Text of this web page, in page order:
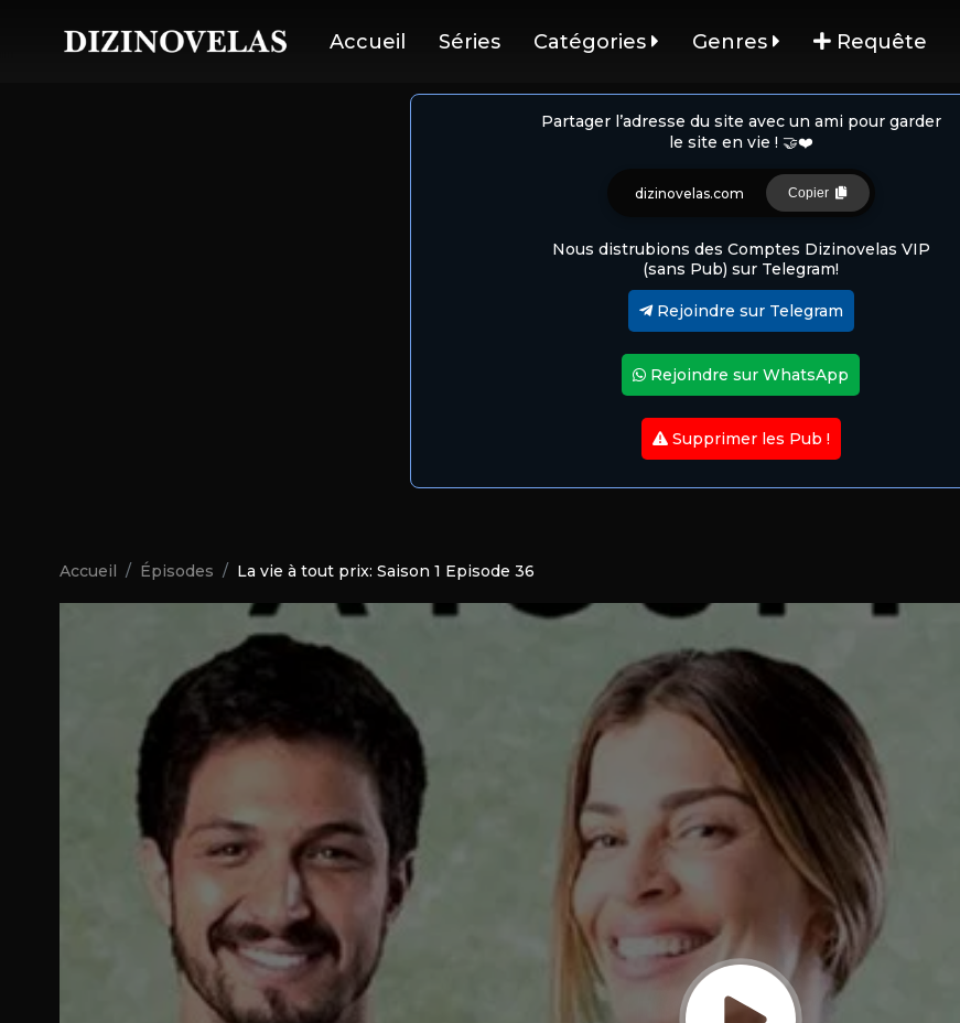
Accueil Séries Catégories Genres Requête
Partager l’adresse du site avec un ami pour garder
le site en vie ! 🤝❤️
dizinovelas.com Copier
Nous distrubions des Comptes Dizinovelas VIP
(sans Pub) sur Telegram!
Rejoindre sur Telegram
Rejoindre sur WhatsApp
Supprimer les Pub !
Accueil Épisodes La vie à tout prix: Saison 1 Episode 36